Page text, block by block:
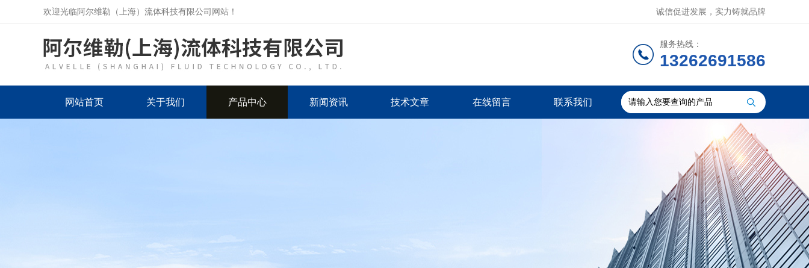
欢迎光临阿尔维勒（上海）流体科技有限公司网站！ 诚信促进发展，实力铸就品牌
服务热线：
13262691586
网站首页 关于我们 产品中心 新闻资讯 技术文章 在线留言 联系我们